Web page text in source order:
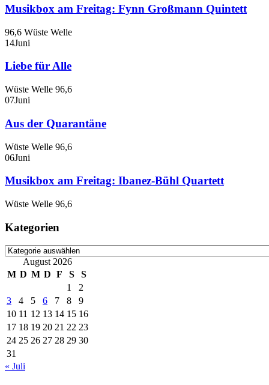
Musikbox am Freitag: Fynn Großmann Quintett
96,6 Wüste Welle
14Juni
Liebe für Alle
Wüste Welle 96,6
07Juni
Aus der Quarantäne
Wüste Welle 96,6
06Juni
Musikbox am Freitag: Ibanez-Bühl Quartett
Wüste Welle 96,6
Kategorien
Kategorien
August 2026
M D M D F S
S
1
2
3
4 5 6 7 8
9
10 11 12 13 14 15 16
17 18 19 20 21 22 23
24 25 26 27 28 29 30
31
« Juli